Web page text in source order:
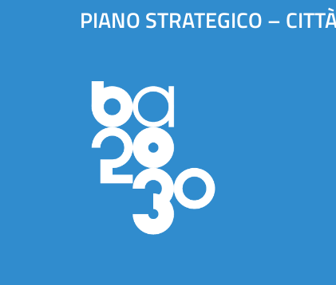
PIANO STRATEGICO –